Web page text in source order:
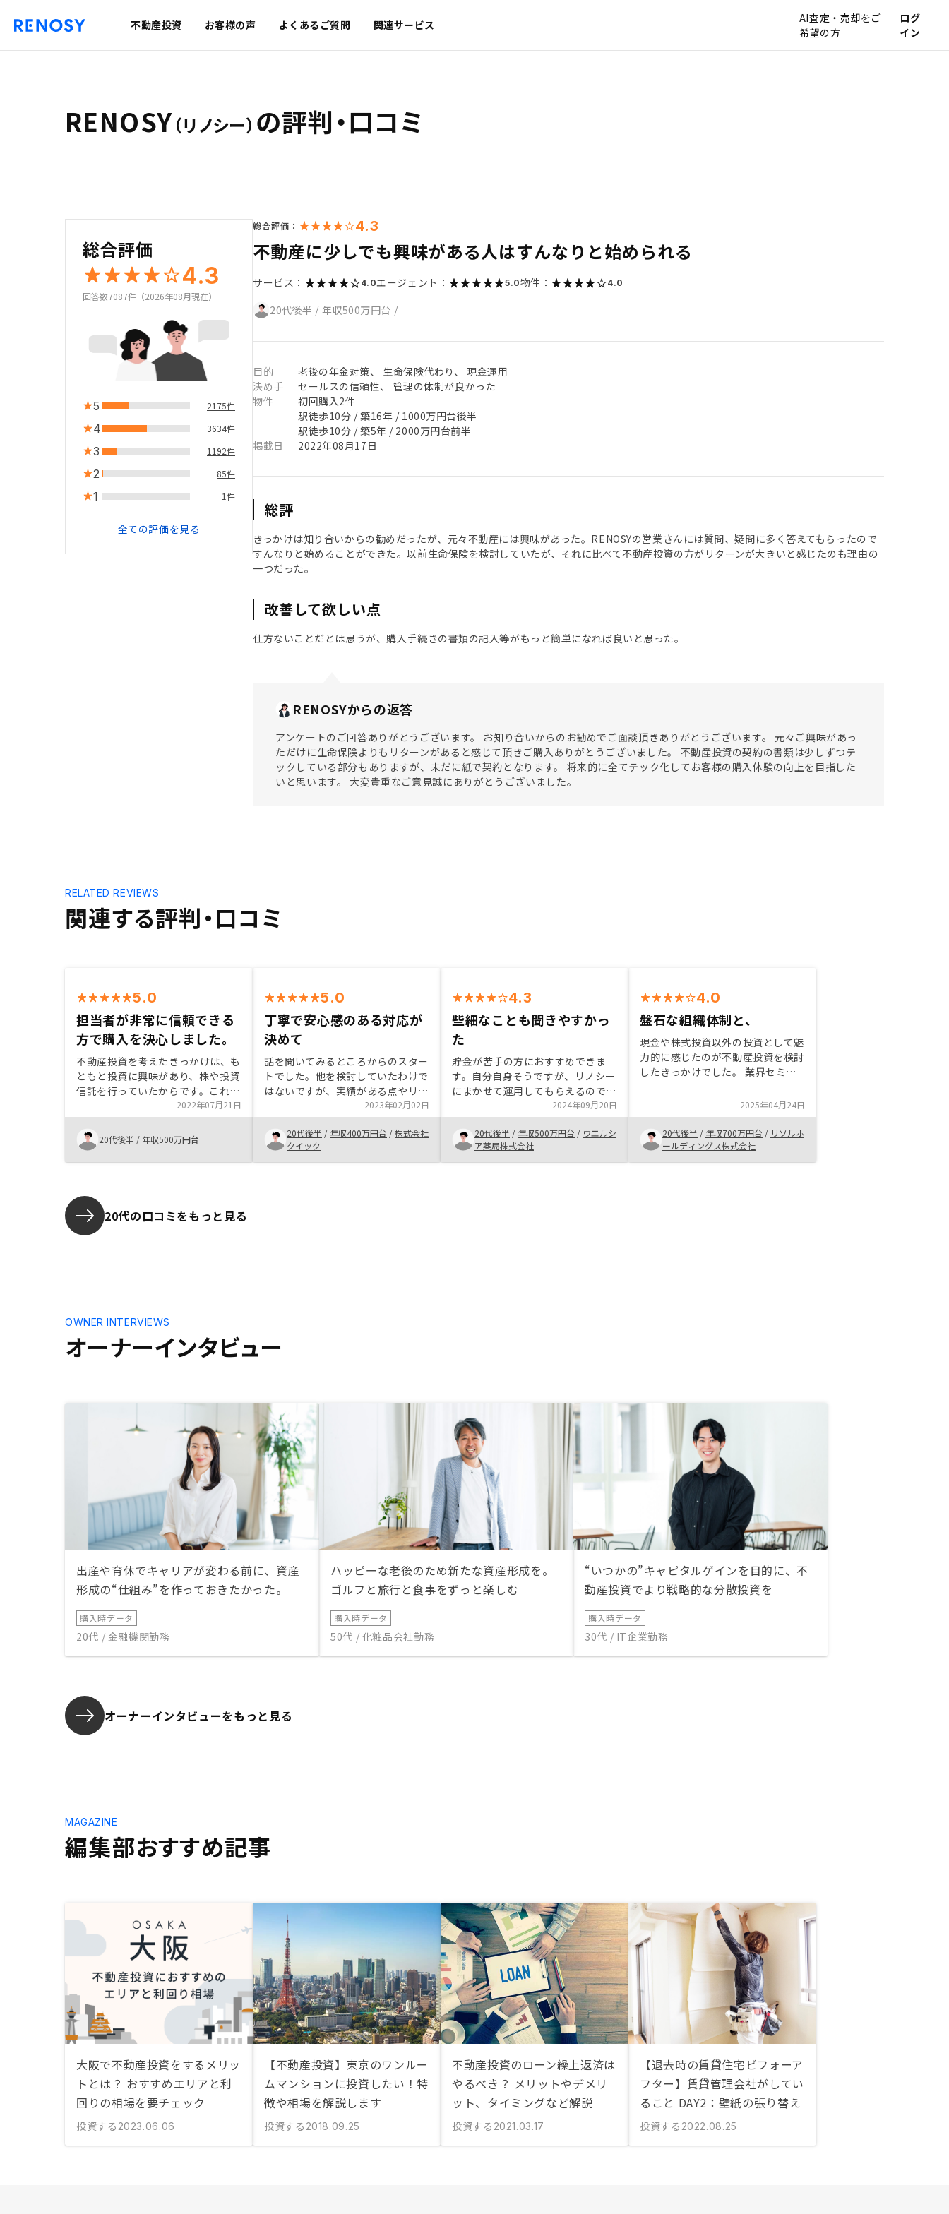
不動産投資 お客様の声 よくあるご質問 関連サービス
AI査定・売却をご
希望の方
ログ
イン
RENOSY（リノシー） の評判・口コミ
総合評価
4.3
回答数7087件（2026年08月現在）
5 2175件
4 3634件
3 1192件
2 85件
1 1件
全ての評価を見る
総合評価： 4.3
不動産に少しでも興味がある人はすんなりと始められる
サービス： 4.0エージェント： 5.0物件： 4.0
20代後半 / 年収500万円台 /
目的
老後の年金対策、 生命保険代わり、 現金運用
決め手
セールスの信頼性、 管理の体制が良かった
物件
初回購入2件
駅徒歩10分 / 築16年 / 1000万円台後半
駅徒歩10分 / 築5年 / 2000万円台前半
掲載日
2022年08月17日
総評
きっかけは知り合いからの勧めだったが、元々不動産には興味があった。RENOSYの営業さんには質問、疑問に多く答えてもらったので
すんなりと始めることができた。以前生命保険を検討していたが、それに比べて不動産投資の方がリターンが大きいと感じたのも理由の
一つだった。
改善して欲しい点
仕方ないことだとは思うが、購入手続きの書類の記入等がもっと簡単になれば良いと思った。
RENOSYからの返答
アンケートのご回答ありがとうございます。 お知り合いからのお勧めでご面談頂きありがとうございます。 元々ご興味があっ
ただけに生命保険よりもリターンがあると感じて頂きご購入ありがとうございました。 不動産投資の契約の書類は少しずつテ
ックしている部分もありますが、未だに紙で契約となります。 将来的に全てテック化してお客様の購入体験の向上を目指した
いと思います。 大変貴重なご意見誠にありがとうございました。
関連する評判・口コミ
RELATED REVIEWS
5.0
担当者が非常に信頼できる
方で購入を決心しました。
不動産投資を考えたきっかけは、も
ともと投資に興味があり、株や投資
信託を行っていたからです。これま
で不動産投資をやらなかった理由で
ある突発的な支出や空室リスクなど
といった不確定要素を、RENOSYで
あれば許容できる水準にヘッジでき
たことが契約の決め手でした。
2022年07月21日
20代後半 / 年収500万円台
5.0
丁寧で安心感のある対応が
決めて
話を聞いてみるところからのスター
トでした。他を検討していたわけで
はないですが、実績がある点やリス
クからある程度守ってくれる点が安
心感につながりました。担当の竹内
さんが丁寧に対応いただけたことも
よかったと感じています。
2023年02月02日
20代後半 / 年収400万円台 /株式会社
クイック
4.3
些細なことも聞きやすかっ
た
貯金が苦手の方におすすめできま
す。自分自身そうですが、リノシー
にまかせて運用してもらえるので自
分で管理することなく将来的な貯金
に繋がります。毎月のキャッシュフ
ローに関しても担当の方に聞きやす
く安心でした。
2024年09月20日
20代後半 / 年収500万円台 / ウエルシ
ア薬局株式会社
4.0
盤石な組織体制と、
現金や株式投資以外の投資として魅
力的に感じたのが不動産投資を検討
したきっかけでした。 業界セミナ
く中、運用担当者に左右されず、組
織自体が盤石な会社からの購入を希
望するようになりました。 経緯は
上記でしたが、
2025年04月24日
20代後半 / 年収700万円台 / リソルホ
ールディングス株式会社
20代の口コミをもっと見る
オーナーインタビュー
OWNER INTERVIEWS
出産や育休でキャリアが変わる前に、資産
形成の“仕組み”を作っておきたかった。
購入時データ
20代 / 金融機関勤務
ハッピーな老後のため新たな資産形成を。
ゴルフと旅行と食事をずっと楽しむ
購入時データ
50代 / 化粧品会社勤務
“いつかの”キャピタルゲインを目的に、不
動産投資でより戦略的な分散投資を
購入時データ
30代 / IT企業勤務
オーナーインタビューをもっと見る
編集部おすすめ記事
MAGAZINE
大阪で不動産投資をするメリッ
トとは？ おすすめエリアと利
回りの相場を要チェック
投資する 2023.06.06
【不動産投資】東京のワンルー
ムマンションに投資したい！特
徴や相場を解説します
投資する 2018.09.25
不動産投資のローン繰上返済は
やるべき？ メリットやデメリ
ット、タイミングなど解説
投資する 2021.03.17
【退去時の賃貸住宅ビフォーア
フター】賃貸管理会社がしてい
ること DAY2：壁紙の張り替え
投資する 2022.08.25